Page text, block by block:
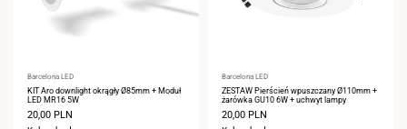
Dostawca:
Barcelona LED
KIT Aro downlight okrągły Ø85mm + Moduł
LED MR16 5W
Cena
sprzedaży
20,00 PLN
Dostawca:
Barcelona LED
ZESTAW Pierścień wpuszczany Ø110mm +
żarówka GU10 6W + uchwyt lampy
Cena
sprzedaży
20,00 PLN